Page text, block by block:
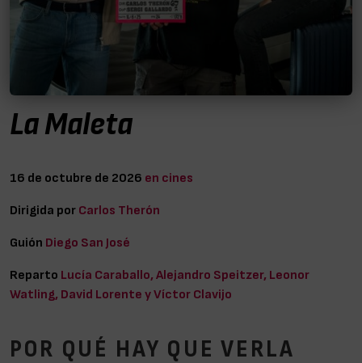
La Maleta
16 de octubre de 2026 en cines
Dirigida por Carlos Therón
Guión Diego San José
Reparto Lucía Caraballo, Alejandro Speitzer, Leonor
Watling, David Lorente y Víctor Clavijo
POR QUÉ HAY QUE VERLA